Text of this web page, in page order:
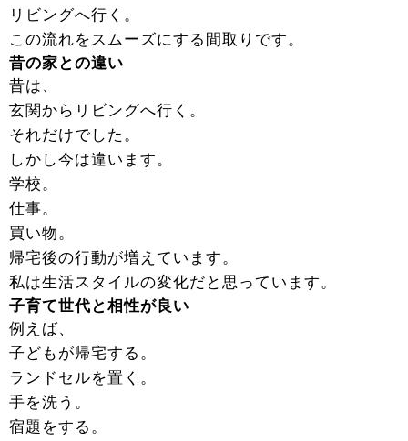
リビングへ行く。
この流れをスムーズにする間取りです。
昔の家との違い
昔は、
玄関からリビングへ行く。
それだけでした。
しかし今は違います。
学校。
仕事。
買い物。
帰宅後の行動が増えています。
私は生活スタイルの変化だと思っています。
子育て世代と相性が良い
例えば、
子どもが帰宅する。
ランドセルを置く。
手を洗う。
宿題をする。